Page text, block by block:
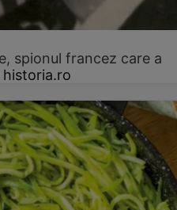
spionul francez care a
historia.ro